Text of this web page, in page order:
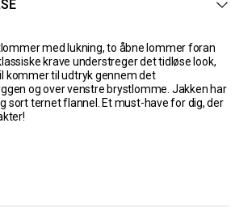
med lukning, to åbne lommer foran
krave understreger det tidløse look,
kommer til udtryk gennem det
og over venstre brystlomme. Jakken har
sort ternet flannel. Et must-have for dig, der